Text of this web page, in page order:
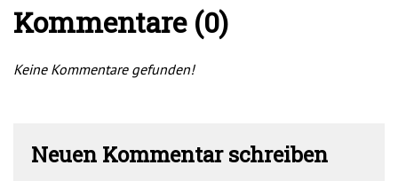
Kommentare (0)
Keine Kommentare gefunden!
Neuen Kommentar schreiben